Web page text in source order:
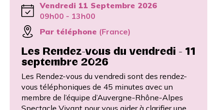
Vendredi 11 Septembre 2026
09h00 - 13h00
Par téléphone (France)
Les Rendez-vous du vendredi - 11
septembre 2026
Les Rendez-vous du vendredi sont des rendez-
vous téléphoniques de 45 minutes avec un
membre de l’équipe d’Auvergne-Rhône-Alpes